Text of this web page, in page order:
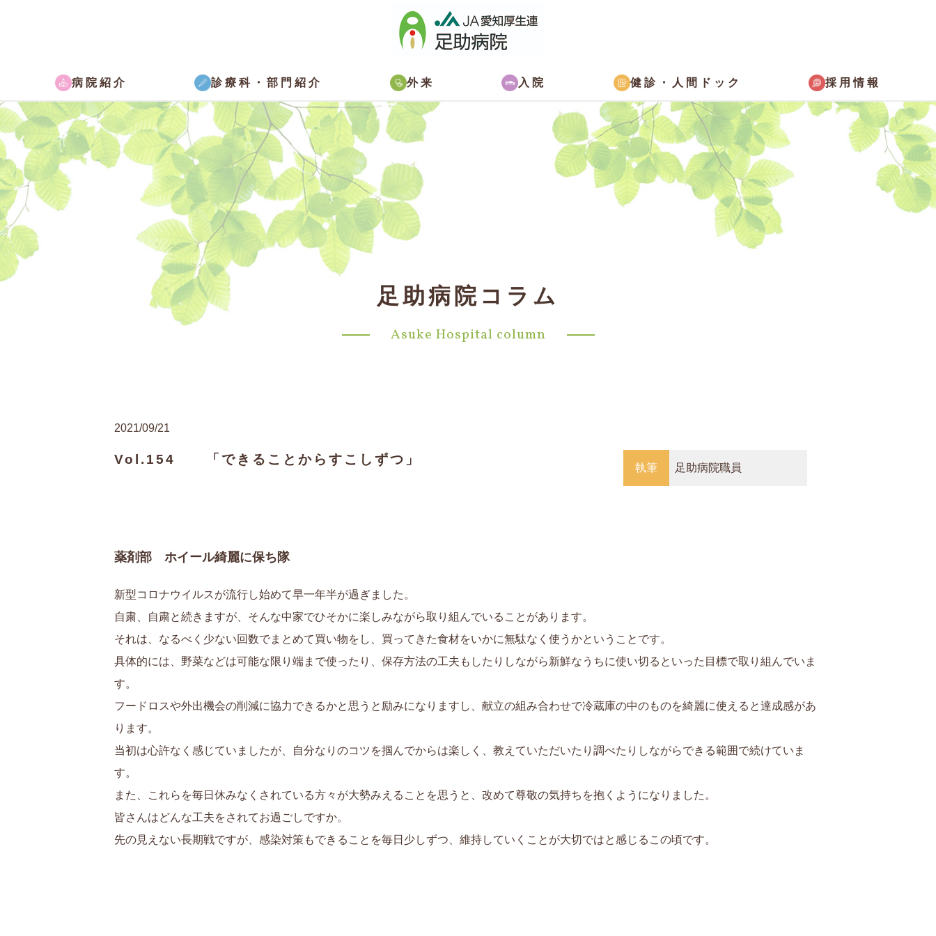
病院紹介 診療科・部門紹介 外来 入院 健診・ 人間ドック 採用情報
足助病院コラム
Asuke Hospital column
2021/09/21
Vol.154 「できることからすこしずつ」
執筆 足助病院職員
薬剤部 ホイール綺麗に保ち隊
新型コロナウイルスが流行し始めて早一年半が過ぎました。
自粛、自粛と続きますが、そんな中家でひそかに楽しみながら取り組んでいることがあります。
それは、なるべく少ない回数でまとめて買い物をし、買ってきた食材をいかに無駄なく使うかということです。
具体的には、野菜などは可能な限り端まで使ったり、保存方法の工夫もしたりしながら新鮮なうちに使い切るといった目標で取り組んでいま
す。
フードロスや外出機会の削減に協力できるかと思うと励みになりますし、献立の組み合わせで冷蔵庫の中のものを綺麗に使えると達成感があ
ります。
当初は心許なく感じていましたが、自分なりのコツを掴んでからは楽しく、教えていただいたり調べたりしながらできる範囲で続けていま
す。
また、これらを毎日休みなくされている方々が大勢みえることを思うと、改めて尊敬の気持ちを抱くようになりました。
皆さんはどんな工夫をされてお過ごしですか。
先の見えない長期戦ですが、感染対策もできることを毎日少しずつ、維持していくことが大切ではと感じるこの頃です。